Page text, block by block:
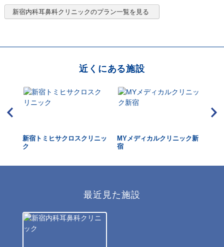
新宿内科耳鼻科クリニックのプラン一覧を見る
近くにある施設
新宿トミヒサクロスクリニッ
ク
MYメディカルクリニック新
宿
最近見た施設